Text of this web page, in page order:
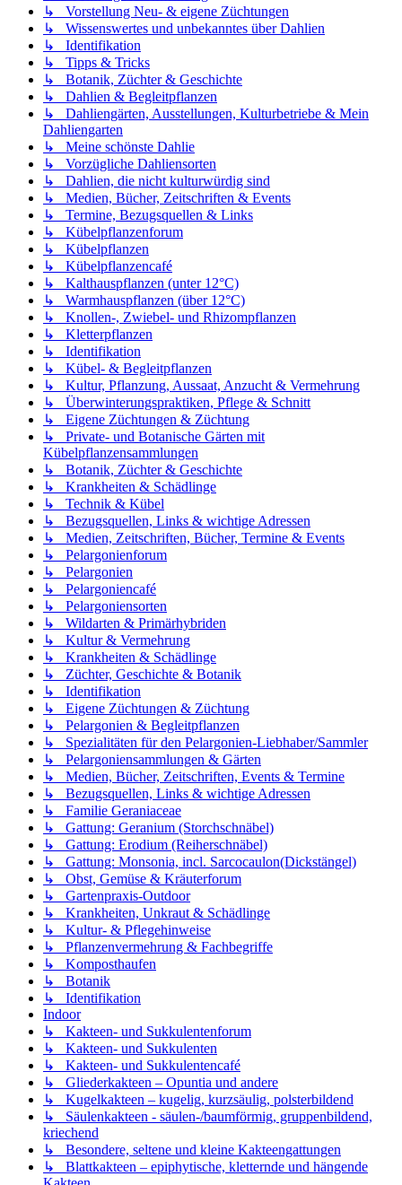
↳ Vorstellung Neu- & eigene Züchtungen
↳ Wissenswertes und unbekanntes über Dahlien
↳ Identifikation
↳ Tipps & Tricks
↳ Botanik, Züchter & Geschichte
↳ Dahlien & Begleitpflanzen
↳ Dahliengärten, Ausstellungen, Kulturbetriebe & Mein
Dahliengarten
↳ Meine schönste Dahlie
↳ Vorzügliche Dahliensorten
↳ Dahlien, die nicht kulturwürdig sind
↳ Medien, Bücher, Zeitschriften & Events
↳ Termine, Bezugsquellen & Links
↳ Kübelpflanzenforum
↳ Kübelpflanzen
↳ Kübelpflanzencafé
↳ Kalthauspflanzen (unter 12°C)
↳ Warmhauspflanzen (über 12°C)
↳ Knollen-, Zwiebel- und Rhizompflanzen
↳ Kletterpflanzen
↳ Identifikation
↳ Kübel- & Begleitpflanzen
↳ Kultur, Pflanzung, Aussaat, Anzucht & Vermehrung
↳ Überwinterungspraktiken, Pflege & Schnitt
↳ Eigene Züchtungen & Züchtung
↳ Private- und Botanische Gärten mit
Kübelpflanzensammlungen
↳ Botanik, Züchter & Geschichte
↳ Krankheiten & Schädlinge
↳ Technik & Kübel
↳ Bezugsquellen, Links & wichtige Adressen
↳ Medien, Zeitschriften, Bücher, Termine & Events
↳ Pelargonienforum
↳ Pelargonien
↳ Pelargoniencafé
↳ Pelargoniensorten
↳ Wildarten & Primärhybriden
↳ Kultur & Vermehrung
↳ Krankheiten & Schädlinge
↳ Züchter, Geschichte & Botanik
↳ Identifikation
↳ Eigene Züchtungen & Züchtung
↳ Pelargonien & Begleitpflanzen
↳ Spezialitäten für den Pelargonien-Liebhaber/Sammler
↳ Pelargoniensammlungen & Gärten
↳ Medien, Bücher, Zeitschriften, Events & Termine
↳ Bezugsquellen, Links & wichtige Adressen
↳ Familie Geraniaceae
↳ Gattung: Geranium (Storchschnäbel)
↳ Gattung: Erodium (Reiherschnäbel)
↳ Gattung: Monsonia, incl. Sarcocaulon(Dickstängel)
↳ Obst, Gemüse & Kräuterforum
↳ Gartenpraxis-Outdoor
↳ Krankheiten, Unkraut & Schädlinge
↳ Kultur- & Pflegehinweise
↳ Pflanzenvermehrung & Fachbegriffe
↳ Komposthaufen
↳ Botanik
↳ Identifikation
Indoor
↳ Kakteen- und Sukkulentenforum
↳ Kakteen- und Sukkulenten
↳ Kakteen- und Sukkulentencafé
↳ Gliederkakteen – Opuntia und andere
↳ Kugelkakteen – kugelig, kurzsäulig, polsterbildend
↳ Säulenkakteen - säulen-/baumförmig, gruppenbildend,
kriechend
↳ Besondere, seltene und kleine Kakteengattungen
↳ Blattkakteen – epiphytische, kletternde und hängende